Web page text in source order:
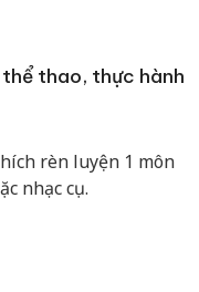
thể thao, thực hành
rèn luyện 1 môn
nhạc cụ.
án sản xuất, buôn
bán yến sào giả